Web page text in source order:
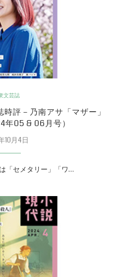
文芸誌
評－乃南アサ「マザー」
年05 & 06月号）
10月4日
「セメタリー」「ワ…